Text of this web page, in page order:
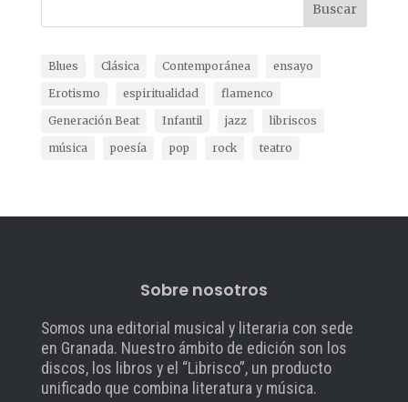
Buscar
Blues Clásica Contemporánea
ensayo
Erotismo
espiritualidad
flamenco
Generación Beat
Infantil jazz
libriscos
música
poesía pop rock teatro
Sobre nosotros
Somos una editorial musical y literaria con sede
en Granada. Nuestro ámbito de edición son los
discos, los libros y el “Librisco”, un producto
unificado que combina literatura y música.